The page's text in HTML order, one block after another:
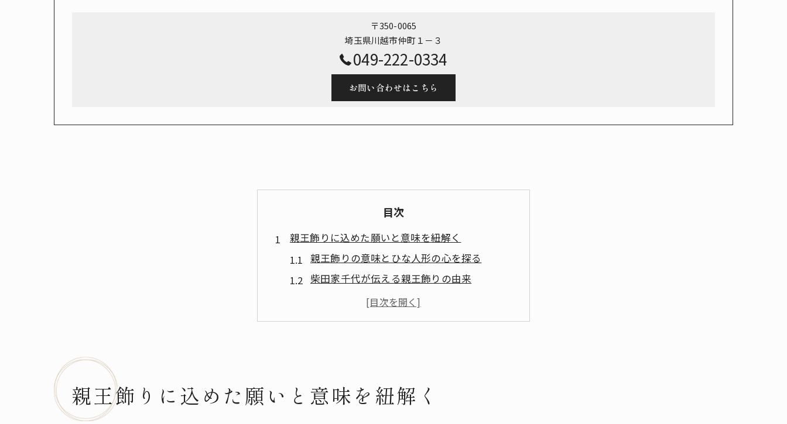
〒350-0065
埼玉県川越市仲町１－３
049-222-0334
お問い合わせはこちら
目次
親王飾りに込めた願いと意味を紐解く
親王飾りの意味とひな人形の心を探る
柴田家千代が伝える親王飾りの由来
葵平安シリーズで感じる親王飾りの願い
親王飾り読み方と雛人形のつながり
柴田家千代の雛人形が放つ伝統の魅力
親王飾りに込めた願いと意味を紐解く